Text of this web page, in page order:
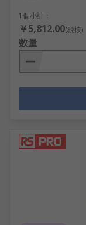
1個小計：
￥5,812.00(税抜)
数量